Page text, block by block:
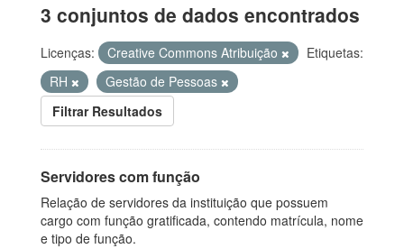
3 conjuntos de dados encontrados
Licenças: Creative Commons Atribuição
Etiquetas:
RH
Gestão de Pessoas
Filtrar Resultados
Servidores com função
Relação de servidores da instituição que possuem
cargo com função gratificada, contendo matrícula, nome
e tipo de função.